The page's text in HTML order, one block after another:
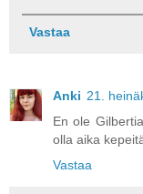
Vastaa
Anki 21.
En ole
olla aika
Vastaa